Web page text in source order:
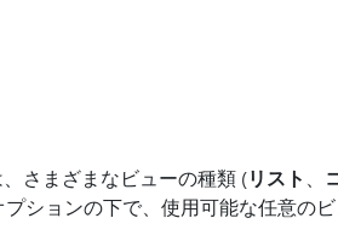
さまざまなビューの種類 (リスト
プションの下で、使用可能な任意のビ